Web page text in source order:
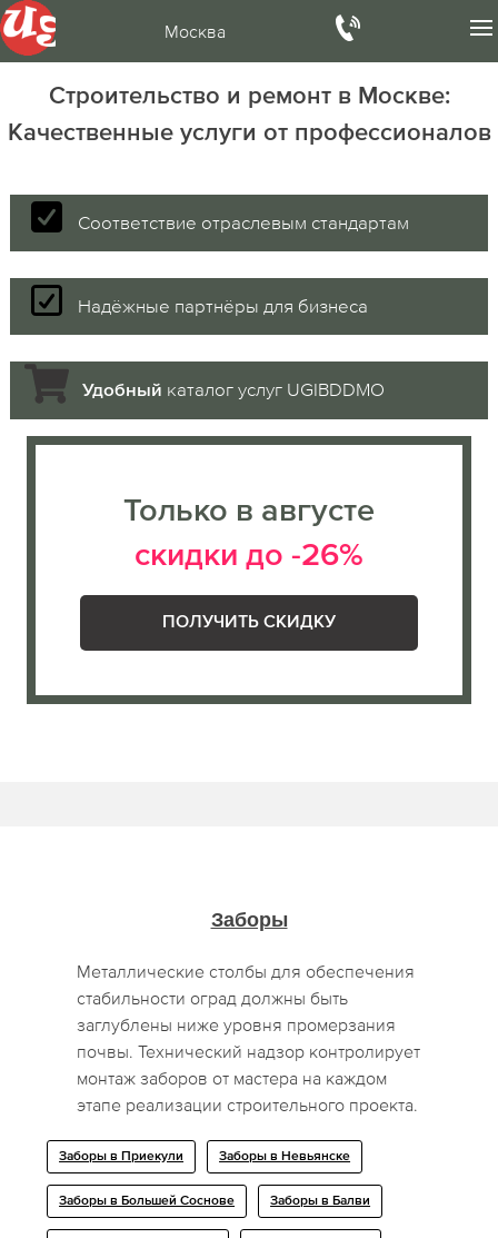
Москва
Строительство и ремонт в Москве:
Качественные услуги от профессионалов
Соответствие отраслевым стандартам
Надёжные партнёры для бизнеса
Удобный каталог услуг UGIBDDMO
Только в августе
скидки до -26%
ПОЛУЧИТЬ СКИДКУ
Заборы
Металлические столбы для обеспечения
стабильности оград должны быть
заглублены ниже уровня промерзания
почвы. Технический надзор контролирует
монтаж заборов от мастера на каждом
этапе реализации строительного проекта.
Заборы в Приекули Заборы в Невьянске
Заборы в Большей Соснове Заборы в Балви